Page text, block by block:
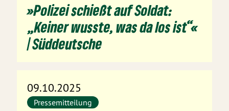
»Polizei schießt auf Soldat:
„Keiner wusste, was da los ist“«
| Süddeutsche
09.10.2025
Pressemitteilung